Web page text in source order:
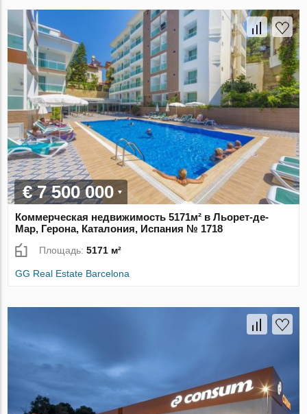
€ 7 500 000
Коммерческая недвижимость 5171м² в Льорет-де-
Мар, Герона, Каталония, Испания № 1718
Площадь:5171 м²
GG Real Estate Barcelona